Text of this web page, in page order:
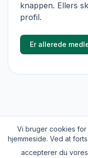
knappen. Ellers
profil.
Er allerede
© 2026iGroups.io .
Cookies
Vi bruger cookies
hjemmeside. Ved at
accepterer du